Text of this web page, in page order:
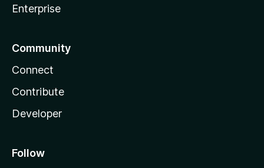
Enterprise
Community
Connect
Contribute
Developer
Follow